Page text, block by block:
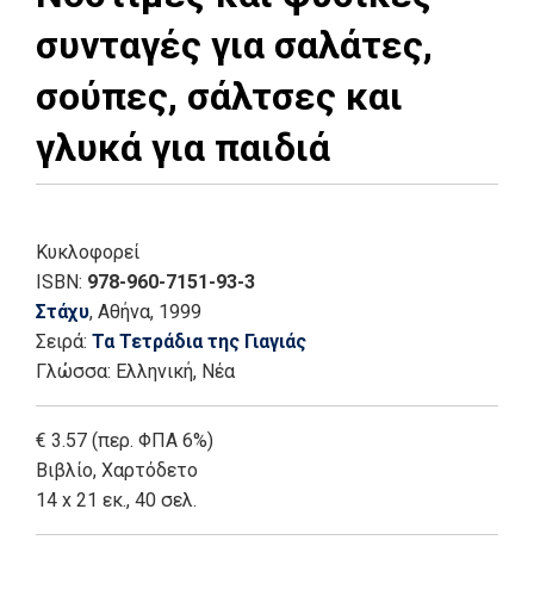
συνταγές για σαλάτες,
σούπες, σάλτσες και
γλυκά για παιδιά
Κυκλοφορεί
ISBN: 978-960-7151-93-3
Στάχυ, Αθήνα, 1999
Σειρά: Τα Τετράδια της Γιαγιάς
Γλώσσα: Ελληνική, Νέα
€ 3.57 (περ. ΦΠΑ 6%)
Βιβλίο, Χαρτόδετο
14 x 21 εκ., 40 σελ.